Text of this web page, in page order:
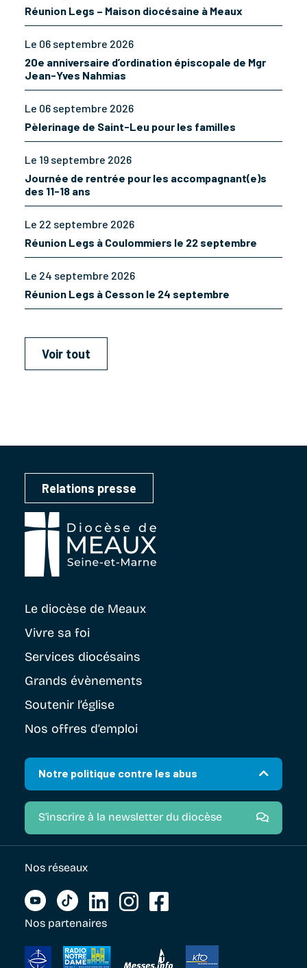
Réunion Legs – Maison diocésaine à Meaux
Le 06 septembre 2026
20e anniversaire d’ordination épiscopale de Mgr
Jean-Yves Nahmias
Le 06 septembre 2026
Pèlerinage de Saint-Leu pour les familles
Le 19 septembre 2026
Journée de rentrée pour les accompagnant(e)s
des 11-18 ans
Le 22 septembre 2026
Réunion Legs à Coulommiers le 22 septembre
Le 24 septembre 2026
Réunion Legs à Cesson le 24 septembre
Voir tout
Relations presse
Le diocèse de Meaux
Vivre sa foi
Services diocésains
Grands évènements
Soutenir l’église
Nos offres d’emploi
Notre politique contre les abus
S'inscrire à la newsletter du diocèse
Nos réseaux
Nos partenaires